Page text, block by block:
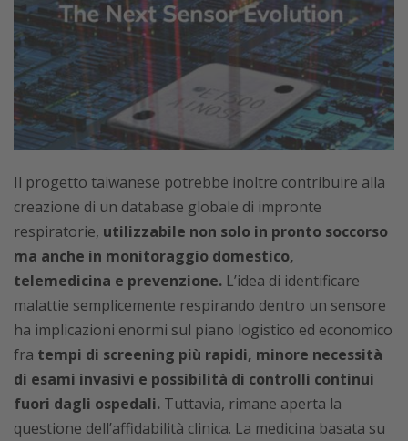
Il progetto taiwanese potrebbe inoltre contribuire alla
creazione di un database globale di impronte
respiratorie, utilizzabile non solo in pronto soccorso
ma anche in monitoraggio domestico,
telemedicina e prevenzione. L’idea di identificare
malattie semplicemente respirando dentro un sensore
ha implicazioni enormi sul piano logistico ed economico
fra tempi di screening più rapidi, minore necessità
di esami invasivi e possibilità di controlli continui
fuori dagli ospedali. Tuttavia, rimane aperta la
questione dell’affidabilità clinica. La medicina basata su